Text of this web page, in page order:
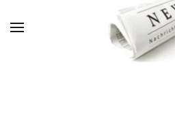
Zum Hauptinhalt springen